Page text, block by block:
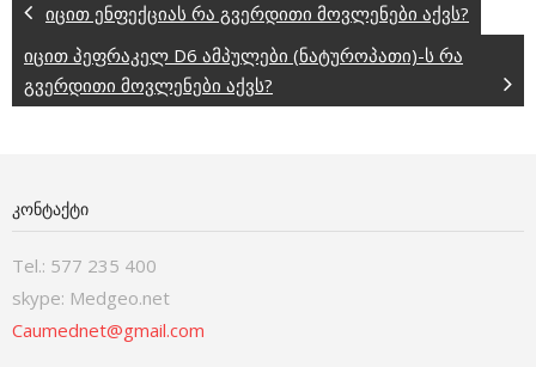
იცით ენფექციას რა გვერდითი მოვლენები აქვს?
იცით პეფრაკელ D6 ამპულები (ნატუროპათი)-ს რა
გვერდითი მოვლენები აქვს?
ᲙᲝᲜᲢᲐᲥᲢᲘ
Tel.: 577 235 400
skype: Medgeo.net
Caumednet@gmail.com